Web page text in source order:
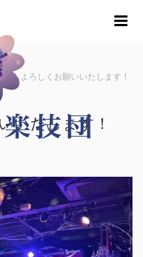
年もよろしくお願いいたします！
いたします！